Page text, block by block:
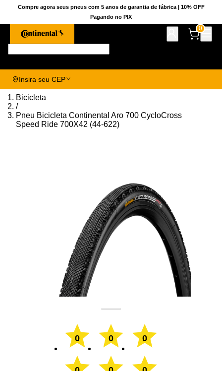
Compre agora seus pneus com 5 anos de garantia de fábrica | 10% OFF
Pagando no PIX
0
Insira seu CEP
Bicicleta
/
Pneu Bicicleta Continental Aro 700 CycloCross
Speed Ride 700X42 (44-622)
0 0 0